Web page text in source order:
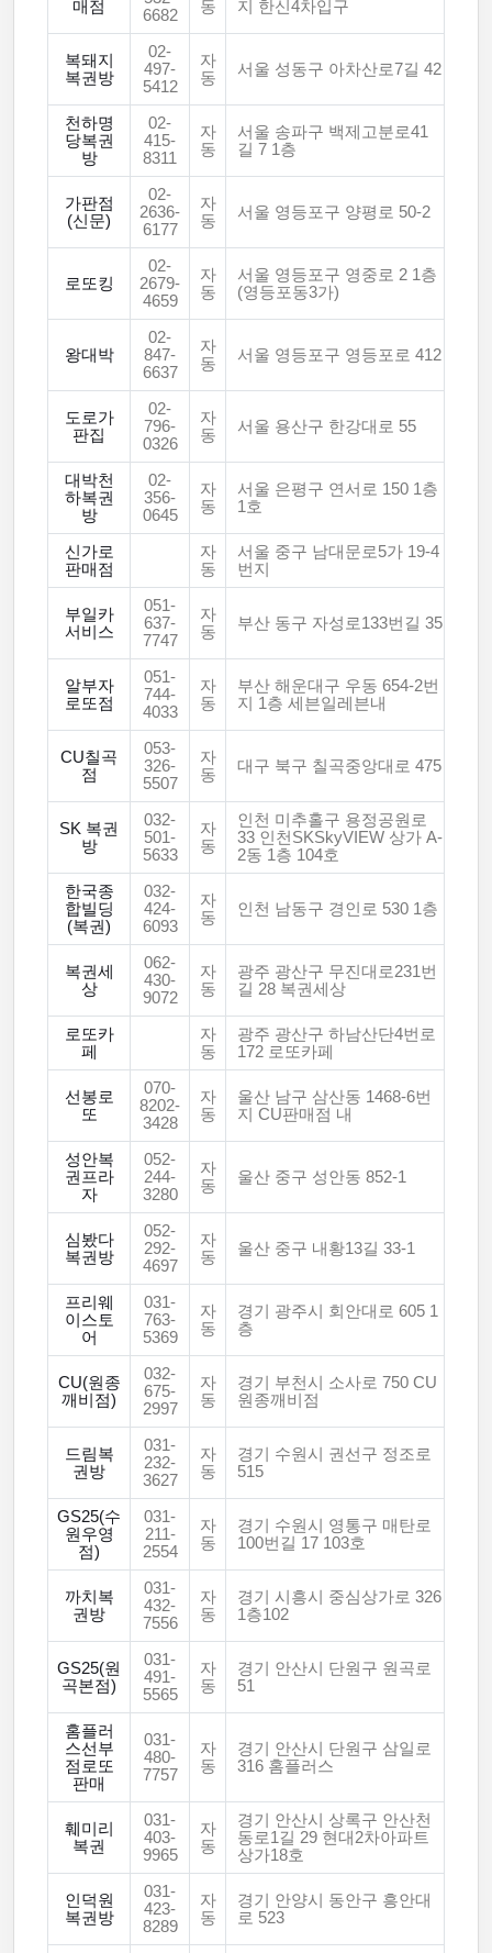
매점
6682
동 지 한신4차입구
복돼지
복권방
02-
497-
5412
자
동
서울 성동구 아차산로7길 42
천하명
당복권
방
02-
415-
8311
자
동
서울 송파구 백제고분로41
길 7 1층
가판점
(신문)
02-
2636-
6177
자
동
서울 영등포구 양평로 50-2
로또킹
02-
2679-
4659
자
동
서울 영등포구 영중로 2 1층
(영등포동3가)
왕대박
02-
847-
6637
자
동
서울 영등포구 영등포로 412
도로가
판집
02-
796-
0326
자
동
서울 용산구 한강대로 55
대박천
하복권
방
02-
356-
0645
자
동
서울 은평구 연서로 150 1층
1호
신가로
판매점
자
동
서울 중구 남대문로5가 19-4
번지
부일카
서비스
051-
637-
7747
자
동
부산 동구 자성로133번길 35
알부자
로또점
051-
744-
4033
자
동
부산 해운대구 우동 654-2번
지 1층 세븐일레븐내
CU칠곡
점
053-
326-
5507
자
동
대구 북구 칠곡중앙대로 475
SK 복권
방
032-
501-
5633
자
동
인천 미추홀구 용정공원로
33 인천SKSkyVIEW 상가 A-
2동 1층 104호
한국종
합빌딩
(복권)
032-
424-
6093
자
동
인천 남동구 경인로 530 1층
복권세
상
062-
430-
9072
자
동
광주 광산구 무진대로231번
길 28 복권세상
로또카
페
자
동
광주 광산구 하남산단4번로
172 로또카페
선봉로
또
070-
8202-
3428
자
동
울산 남구 삼산동 1468-6번
지 CU판매점 내
성안복
권프라
자
052-
244-
3280
자
동
울산 중구 성안동 852-1
심봤다
복권방
052-
292-
4697
자
동
울산 중구 내황13길 33-1
프리웨
이스토
어
031-
763-
5369
자
동
경기 광주시 회안대로 605 1
층
CU(원종
깨비점)
032-
675-
2997
자
동
경기 부천시 소사로 750 CU
원종깨비점
드림복
권방
031-
232-
3627
자
동
경기 수원시 권선구 정조로
515
GS25(수
원우영
점)
031-
211-
2554
자
동
경기 수원시 영통구 매탄로
100번길 17 103호
까치복
권방
031-
432-
7556
자
동
경기 시흥시 중심상가로 326
1층102
GS25(원
곡본점)
031-
491-
5565
자
동
경기 안산시 단원구 원곡로
51
홈플러
스선부
점로또
판매
031-
480-
7757
자
동
경기 안산시 단원구 삼일로
316 홈플러스
훼미리
복권
031-
403-
9965
자
동
경기 안산시 상록구 안산천
동로1길 29 현대2차아파트
상가18호
인덕원
복권방
031-
423-
8289
자
동
경기 안양시 동안구 흥안대
로 523